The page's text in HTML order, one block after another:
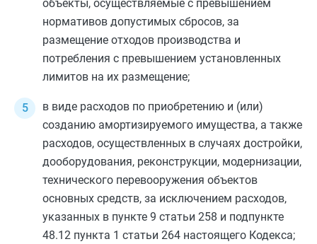
объекты, осуществляемые с превышением
нормативов допустимых сбросов, за
размещение отходов производства и
потребления с превышением установленных
лимитов на их размещение;
в виде расходов по приобретению и (или)
созданию амортизируемого имущества, а также
расходов, осуществленных в случаях достройки,
дооборудования, реконструкции, модернизации,
технического перевооружения объектов
основных средств, за исключением расходов,
указанных в пункте 9 статьи 258 и подпункте
48.12 пункта 1 статьи 264 настоящего Кодекса;